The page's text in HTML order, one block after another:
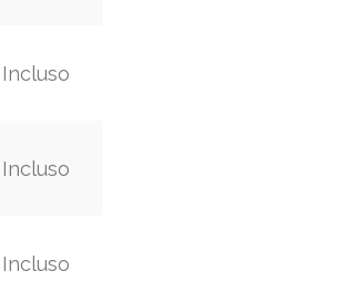
Incluso
Incluso
Incluso